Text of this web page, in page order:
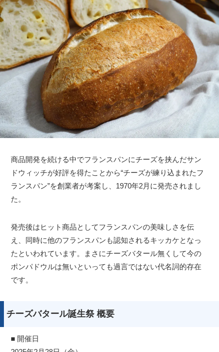
商品開発を続ける中でフランスパンにチーズを挟んだサン
ドウィッチが好評を得たことから“チーズが練り込まれたフ
ランスパン”を創業者が考案し、1970年2月に発売されまし
た。
発売後はヒット商品としてフランスパンの美味しさを伝
え、同時に他のフランスパンも認知されるキッカケとなっ
たといわれています。まさにチーズバタール無くして今の
ポンパドウルは無いといっても過言ではない代名詞的存在
です。
チーズバタール誕生祭 概要
■ 開催日